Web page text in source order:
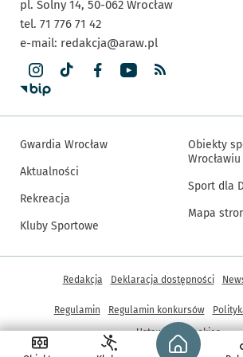
Strona
pl. Solny 14, 50-062 Wrocław
tel. 71 776 71 42
e-mail: redakcja@araw.pl
Gwardia Wrocław
Aktualności
Rekreacja
Kluby Sportowe
Obiekty
Wrocławiu
Sport dla
Mapa
Inne informacje
Redakcja Deklaracja dostępności
Regulamin Regulamin konkursów
Ustawienia cookies